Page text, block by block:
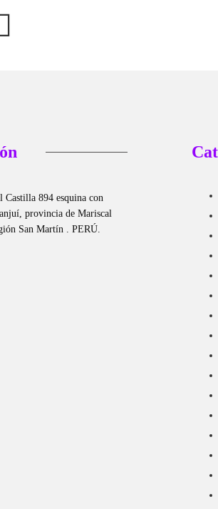
Castilla 894 esquina con
provincia de Mariscal
San Martín . PERÚ.